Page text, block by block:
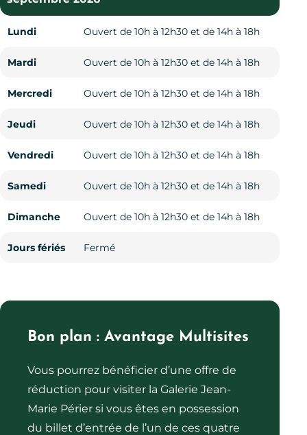
Lundi Ouvert de 10h à 12h30 et de 14h à 18h
Mardi Ouvert de 10h à 12h30 et de 14h à 18h
Mercredi Ouvert de 10h à 12h30 et de 14h à 18h
Jeudi Ouvert de 10h à 12h30 et de 14h à 18h
Vendredi Ouvert de 10h à 12h30 et de 14h à 18h
Samedi Ouvert de 10h à 12h30 et de 14h à 18h
Dimanche Ouvert de 10h à 12h30 et de 14h à 18h
Jours fériés Fermé
Lundi Ouvert de 10h à 12h30 et de 14h à 17h
Mardi Fermé
Mercredi Ouvert de 10h à 12h30 et de 14h à 17h
Jeudi Ouvert de 10h à 12h30 et de 14h à 17h
Vendredi Ouvert de 10h à 12h30 et de 14h à 17h
Samedi Ouvert de 10h à 12h30 et de 14h à 17h
Dimanche Ouvert de 10h à 12h30 et de 14h à 17h
Jours fériés Fermé
Lundi Fermé
Mardi Fermé
Mercredi Fermé
Jeudi Fermé
Vendredi Fermé
Samedi Ouvert de 14h à 17h
Dimanche Ouvert de 14h à 17h
Jours fériés
Lundi Ouvert de 10h à 12h30 et de 14h à 17h
Mardi Fermé
Mercredi Ouvert de 10h à 12h30 et de 14h à 17h
Jeudi Ouvert de 10h à 12h30 et de 14h à 17h
Vendredi Ouvert de 10h à 12h30 et de 14h à 17h
Samedi Ouvert de 10h à 12h30 et de 14h à 17h
Dimanche Ouvert de 10h à 12h30 et de 14h à 17h
Jours fériés Fermé
Bon plan : Avantage Multisites
Vous pourrez bénéficier d’une offre de
réduction pour visiter la Galerie Jean-
Marie Périer si vous êtes en possession
du billet d’entrée de l’un de ces quatre